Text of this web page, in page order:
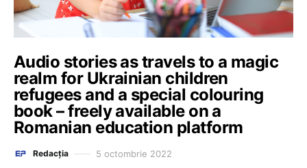
Audio stories as travels to a magic
realm for Ukrainian children
refugees and a special colouring
book – freely available on a
Romanian education platform
Redacția 5 octombrie 2022